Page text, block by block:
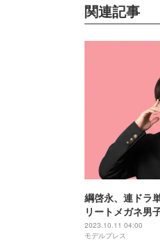
関連記事
綱啓永、連ドラ
リートメガネ男
愛のすゝめ＞
2023.10.11 04:00
モデルプレス